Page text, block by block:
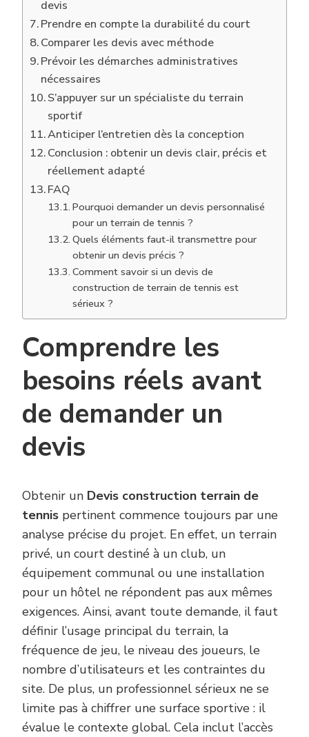
devis
Prendre en compte la durabilité du court
Comparer les devis avec méthode
Prévoir les démarches administratives
nécessaires
S’appuyer sur un spécialiste du terrain
sportif
Anticiper l’entretien dès la conception
Conclusion : obtenir un devis clair, précis et
réellement adapté
FAQ
Pourquoi demander un devis personnalisé
pour un terrain de tennis ?
Quels éléments faut-il transmettre pour
obtenir un devis précis ?
Comment savoir si un devis de
construction de terrain de tennis est
sérieux ?
Comprendre les
besoins réels avant
de demander un
devis
Obtenir un Devis construction terrain de
tennis pertinent commence toujours par une
analyse précise du projet. En effet, un terrain
privé, un court destiné à un club, un
équipement communal ou une installation
pour un hôtel ne répondent pas aux mêmes
exigences. Ainsi, avant toute demande, il faut
définir l’usage principal du terrain, la
fréquence de jeu, le niveau des joueurs, le
nombre d’utilisateurs et les contraintes du
site. De plus, un professionnel sérieux ne se
limite pas à chiffrer une surface sportive : il
évalue le contexte global. Cela inclut l’accès